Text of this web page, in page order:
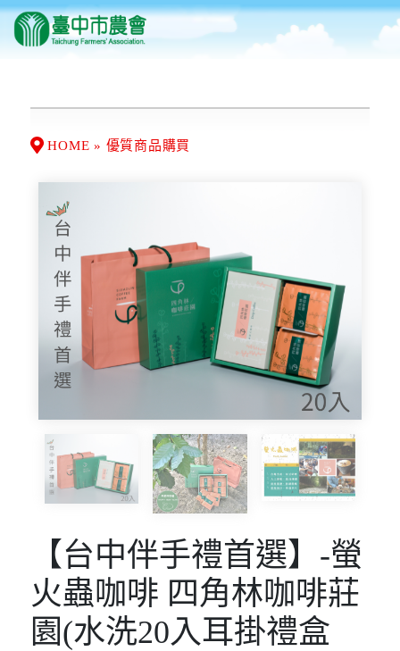
HOME » 優質商品購買
【台中伴手禮首選】-螢
火蟲咖啡 四角林咖啡莊
園(水洗20入耳掛禮盒